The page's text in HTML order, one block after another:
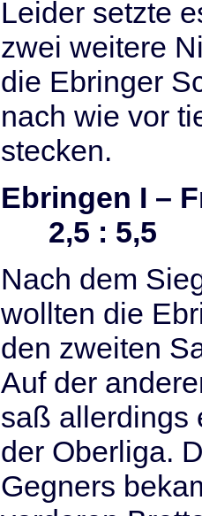
Leider setzte
zwei weitere
die Ebringer
nach wie vor
stecken.
Ebringen I –
2,5 : 5,5
Nach dem
wollten die
den zweiten
Auf der
saß allerdings
der Oberliga.
Gegners